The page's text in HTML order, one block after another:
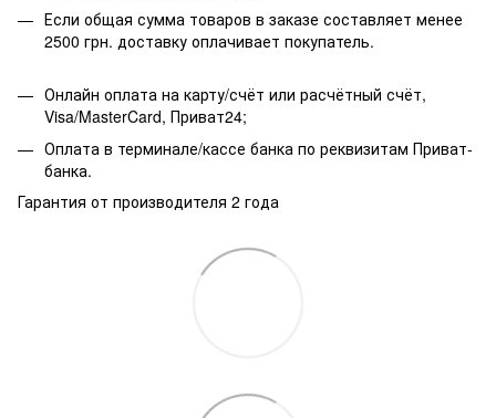
Если общая сумма товаров в заказе составляет менее
2500 грн. доставку оплачивает покупатель.
Онлайн оплата на карту/счёт или расчётный счёт,
Visa/MasterCard, Приват24;
Оплата в терминале/кассе банка по реквизитам Приват-
банка.
Гарантия от производителя 2 года